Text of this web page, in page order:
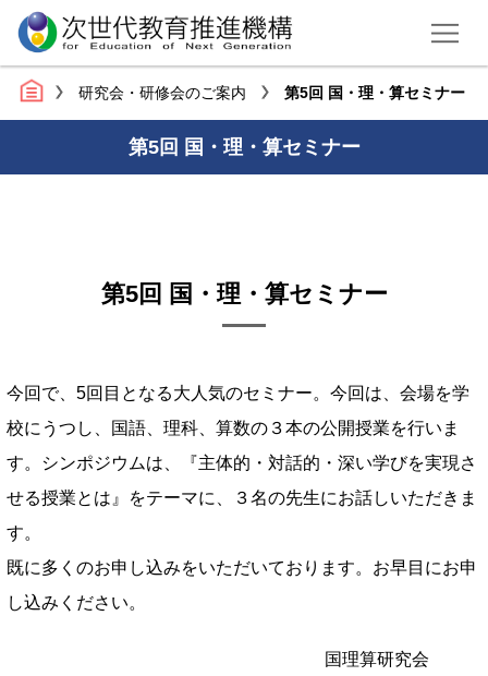
研究会・研修会のご案内 第5回 国・理・算セミナー
第5回 国・理・算セミナー
第5回 国・理・算セミナー
今回で、5回目となる大人気のセミナー。今回は、会場を学
校にうつし、国語、理科、算数の３本の公開授業を行いま
す。シンポジウムは、『主体的・対話的・深い学びを実現さ
せる授業とは』をテーマに、３名の先生にお話しいただきま
す。
既に多くのお申し込みをいただいております。お早目にお申
し込みください。
国理算研究会